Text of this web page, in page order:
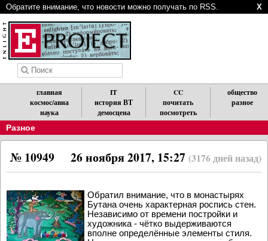
Обратите внимание, что новости можно получать по RSS. X
главная
космос/авиа
наука
IT
история ВТ
демосцена
CC
почитать
посмотреть
общество
разное
Разное
26 ноября 2017, 15:27 (3176 дней назад)
№ 10949
Обратил внимание, что в монастырях
Бутана очень характерная роспись стен.
Независимо от времени постройки и
художника - чётко выдерживаются
вполне определённые элементы стиля.